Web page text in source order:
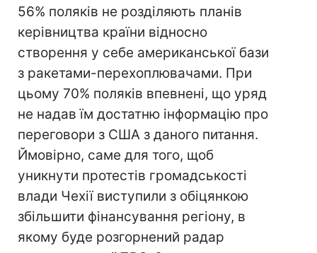
56% поляків не розділяють планів
керівництва країни відносно
створення у себе американської бази
з ракетами-перехоплювачами. При
цьому 70% поляків впевнені, що уряд
не надав їм достатню інформацію про
переговори з США з даного питання.
Ймовірно, саме для того, щоб
уникнути протестів громадськості
влади Чехії виступили з обіцянкою
збільшити фінансування регіону, в
якому буде розгорнений радар